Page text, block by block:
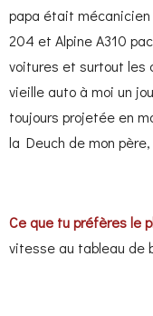
papa était mécanicien
204 et Alpine A310
voitures et surtout les
vieille auto à moi un
toujours projetée en
la Deuch de mon
Ce que tu préfères le
vitesse au tableau de